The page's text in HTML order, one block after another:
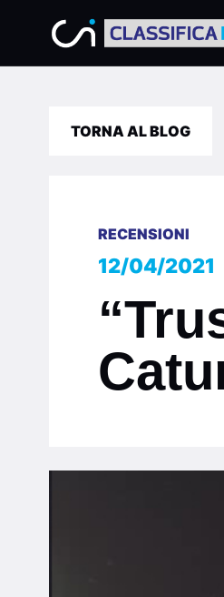
TORNA AL BLOG
RECENSIONI
12/04/2021